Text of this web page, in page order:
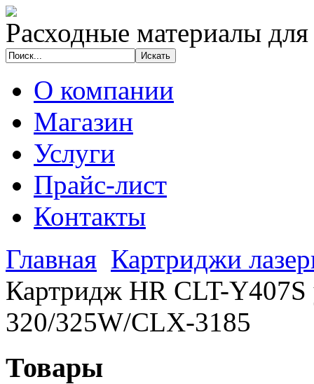
Расходные материалы
О компании
Магазин
Услуги
Прайс-лист
Контакты
Главная Картриджи
Картридж HR CLT-
320/325W/CLX-3185
Товары